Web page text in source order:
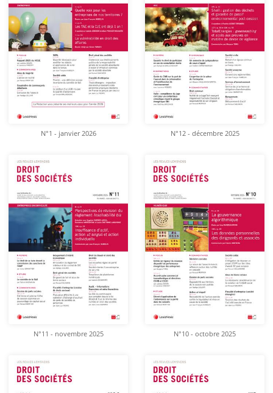
N°1 - janvier 2026 N°12 - décembre 2025
N°11 - novembre 2025 N°10 - octobre 2025